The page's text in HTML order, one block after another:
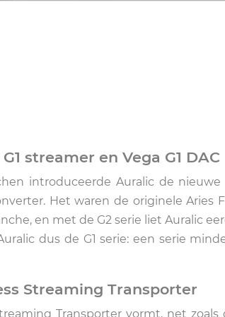
streamer en Vega G1 DAC
introduceerde Auralic de
Het waren de originele Aries
en met de G2 serie liet Auralic
dus de G1 serie: een serie
Streaming Transporter
Transporter vormt, net